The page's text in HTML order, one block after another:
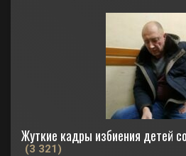
Жуткие кадры избиения детей
(3 321)